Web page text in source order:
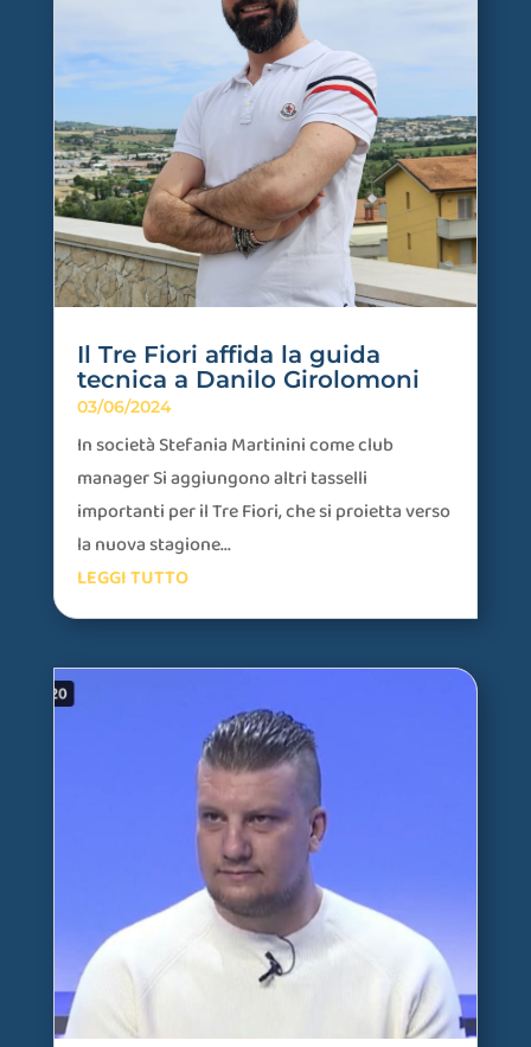
Il Tre Fiori affida la guida
tecnica a Danilo Girolomoni
03/06/2024
In società Stefania Martinini come club
manager Si aggiungono altri tasselli
importanti per il Tre Fiori, che si proietta verso
la nuova stagione...
LEGGI TUTTO